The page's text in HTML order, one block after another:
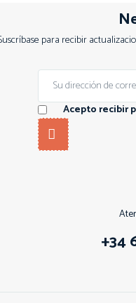
para recibir
Acepto recibir
+34